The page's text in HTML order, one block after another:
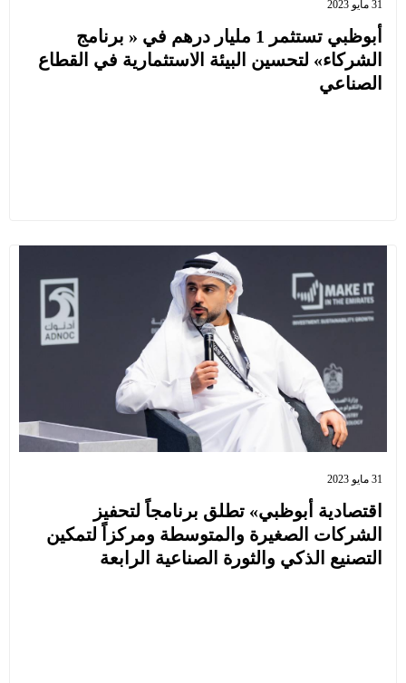
31 مايو 2023
أبوظبي تستثمر 1 مليار درهم في « برنامج
الشركاء» لتحسين البيئة الاستثمارية في القطاع
الصناعي
31 مايو 2023
اقتصادية أبوظبي» تطلق برنامجاً لتحفيز
الشركات الصغيرة والمتوسطة ومركزاً لتمكين
التصنيع الذكي والثورة الصناعية الرابعة